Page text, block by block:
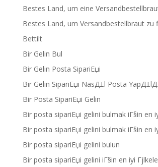
Bestes Land, um eine
Bestes Land, um Versandbestellbraut zu
Bettilt
Bir Gelin Bul
Bir Gelin Posta SipariЕџi
Bir Gelin SipariЕџi NasД±l Posta
Bir Posta SipariЕџi Gelin
Bir posta sipariЕџi gelini bulmak iГ§in en
Bir posta sipariЕџi gelini bulmak iГ§in en
Bir posta sipariЕџi gelini bulun
Bir posta sipariЕџi gelini iГ§in en iyi